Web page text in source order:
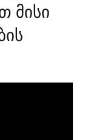
მისი